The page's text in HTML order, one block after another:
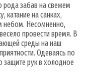
рода забав на свежем
катание на санках,
небом. Несомненно,
провести время. В
среды на наш
Одеваясь по
защите рук в холодное